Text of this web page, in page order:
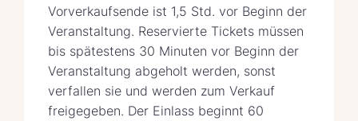
Vorverkaufsende ist 1,5 Std. vor Beginn der
Veranstaltung. Reservierte Tickets müssen
bis spätestens 30 Minuten vor Beginn der
Veranstaltung abgeholt werden, sonst
verfallen sie und werden zum Verkauf
freigegeben. Der Einlass beginnt 60